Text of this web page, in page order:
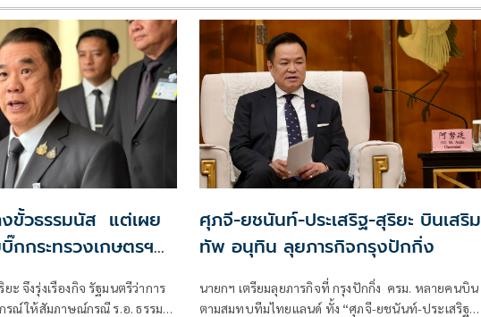
ขั้วธรรมนัส แต่เผย
กกระทรวงเกษตรฯ
ะ จึงรุ่งเรืองกิจ รัฐมนตรีว่าการ
รณ์ ให้สัมภาษณ์กรณี ร.อ. ธรรม
ศุภจี-ยชนันท์-ประเสริฐ-สุริยะ บินเสริม
ทัพ อนุทิน ลุยภารกิจกรุงปักกิ่ง
นายกฯ เตรียมลุยภารกิจที่ กรุงปักกิ่ง ครม. หลายคนบิน
ตามสมทบทีมไทยแลนด์ ทั้ง “ศุภจี-ยชนันท์-ประเสริฐ